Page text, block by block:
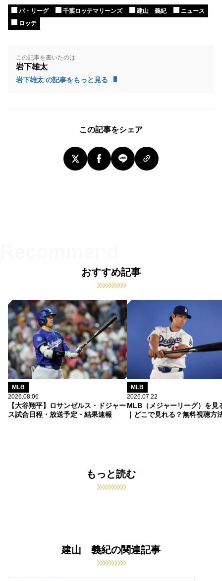
パ・リーグ 千葉ロッテマリーンズ 建山 義紀
ニュース
ロッテ
この記事を書いたのは
岩下雄太
岩下雄太 の記事をもっと見る
この記事をシェア
おすすめ記事
MLB
2026.08.06
【大谷翔平】ロサンゼルス・ドジャー
ス試合日程・放送予定・結果速報
MLB
2026.07.22
MLB（メジャーリーグ）を見
｜どこで見れる？無料視聴方
もっと読む
建山 義紀の関連記事